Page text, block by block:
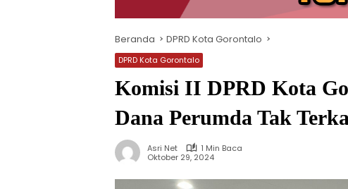
Beranda DPRD Kota Gorontalo
DPRD Kota Gorontalo
Komisi II DPRD Kota
Dana Perumda Tak
Asri Net
1 Min Baca
Oktober 29, 2024